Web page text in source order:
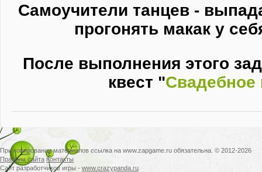
Самоучители танцев -
прогонять макак у
После выполнения этого
квест "Свадебное
При копировании материалов ссылка на www.zapgame.ru обязательна. © 2012-2026
Правила сайта Контакты
Сайт разработчиков игры - www.crazypanda.ru